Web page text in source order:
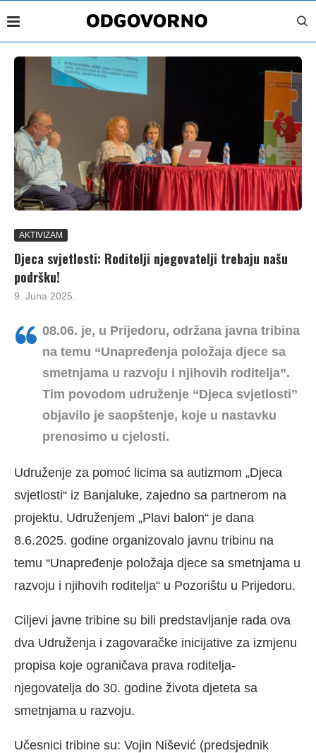
AKTIVIZAM
Djeca svjetlosti: Roditelji njegovatelji trebaju našu
podršku!
9. Juna 2025.
08.06. je, u Prijedoru, održana javna tribina
na temu “Unapređenja položaja djece sa
smetnjama u razvoju i njihovih roditelja”.
Tim povodom udruženje “Djeca svjetlosti”
objavilo je saopštenje, koje u nastavku
prenosimo u cjelosti.
Udruženje za pomoć licima sa autizmom „Djeca
svjetlosti“ iz Banjaluke, zajedno sa partnerom na
projektu, Udruženjem „Plavi balon“ je dana
8.6.2025. godine organizovalo javnu tribinu na
temu “Unapređenje položaja djece sa smetnjama u
razvoju i njihovih roditelja“ u Pozorištu u Prijedoru.
Ciljevi javne tribine su bili predstavljanje rada ova
dva Udruženja i zagovaračke inicijative za izmjenu
propisa koje ograničava prava roditelja-
njegovatelja do 30. godine života djeteta sa
smetnjama u razvoju.
Učesnici tribine su: Vojin Nišević (predsjednik